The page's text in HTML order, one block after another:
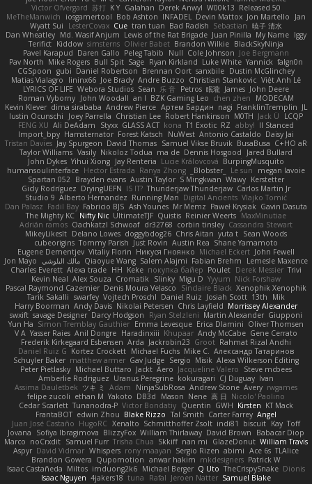
Victor Ofvergard 苏打 K Y Galahan Derek Anwyl W00k13 Released 50
MeTheManwich
iosgamertool Bob Ashton INFADEL Devin Mattox Jon Martello
Jan
Wyatt Sui
LesterCovax Cue tran tuan Bad Radish Sebastian 暁子 清水
Dan Wheatley Md. Wasif Anjum Lewis of the Rat Brigade Juan Pinilla My Name Iggy
Terifict Kiddow simsterns Olivier Babet Brandon Wilkie BlackSkyNinja
Pavel Karapud Daren Gallo Peleg Tabib Null Cole Johnson Joe Bergmann
Pav North Mike Rogers Bull Spit Sage Ryan Kirkland Luke White Yannick falgn0n
CGSpoon gubi Daniel Robertson Brennan Oort sanxbile Dustin McGlinchey
Matias Vialagro
lininx66 Joe Brady Andre Buzzo Christian Stankovic Việt Anh Lê
LYRICS OF LIFE Webora Studios Sean 乐 音 Petros 眠瓏 James John Deere
Roman Vyborny John Woodall an l BZK Gaming Leo chen zhen
MODECAM
Kevin Klever dima sirababa Andrew Pierce Артем Бардин nagi FranklinTremplin JL
Iustin Ocunschi
Joey Parrella Christian Lee Robert Hankinson M0TH Jack Ü
LCQP
FENG XU Ali DeAdam Styxx GLASS ACT kona T1 Exotic RZ abby! ll Stanced
Import_bpy Hamsternator Forest Katsch NuWest Antonio Castaldo Daisy Jai
Tristan Davies Jay Spurgeon David Thomas Samuel Vikse Bruvik BusaBusa C+HO aR
Taylor Williams Vasily Nikoloz Todua ma de Dennis Hosgood
Jared Bullard
John Dykes Yihui Xiong Jay Renteria Lucie Královcová BurpingMusquito
humansoulinterface Hector Estrada Ranya Zhong _Blobster_ Le sun
megan lavoie
Spartan 052 Brayden evans Austin Taylor S Mingkwan Wawy Kerstetter
Gicly Rodríguez DryingUEFN IS IT? Thunderjaw Thunderjaw Carlos Martin Jr
Studio 9 Alberto Hernandez Running Man Digital Ancients Vlajko Tomić
Dan Palasz Fadil Bay Fabricio BJS Ash Younes Mr Memz Paweł Krysiak Gavin Dasuta
The Mighty KC Nifty Nic UltimateTJF Quistis Reinier Weerts MaxMinutiae
Adrián ramos Oachkatzl Schwoaf dr32768 corbin tinsley Cassandra Stewart
MikeyLikesIt Delano Lowes doggybdog26 Chris Aitan yuta t Sean Woods
cubeorigins Tommy Parish Just Rovin Austin Rea Shane Yamamoto
Eugene Dementjev Vitaliy Florin Никуся Гноянко Michael Eckert John Fewell
Jon Mayo مالك البلوشي Qiaoyue Wang Salem Alajmi Fabian Brehm
Lemesle Maxence
Charles Everett Alexa trade HH Keke покупка байер Poulet Derek Messier Trivi
Kevin Neal Alex Souza Cromatik Slinky Migu D Yyyum Nick Forshaw
Pascal Raymond Cazemier Denis Moura Velasco Sinclaire Black Xenophik Xenophik
Tarik Sakalli swarfey Vojtech Proschl Daniel Ruiz Josiah Scott 13th
Mik
Harry Boorman Andy Davis Nikolai Petersen Chris Layfield Morrissey Alexander
swxift savage Designer Darcy Hodgson Ryan Stelzleni Martin Alexander Giupponi
Yun Ha Simon Tremblay Gauthier Emma Levesque Erica Dlamini Oliver Thomsen
V A Yasser Raies Anil Dongre Haradinxiii Khupaar Andy McCabe Gene Cerrato
Frederik Kirkegaard Esbensen Arda Jackrobin23 Groot Rahmat Rizal Andhi
Daniel Ruiz G Kortez Crockett Michael Fuchs Mike C. Александр Татаринов
Schuyler Baker matthew armer Gav Judge Sergio Misik Alexa Wilkerson Editing
Peter Pietlasky Michael Buttaro Jackt Aero Jacqueline Valero
Steve mcbees
Amberlie Rodriguez Uranus Peregrine kokuragari CJ Duguay Ivan
Assima Dauletbek ツキ ミ Adam NinjaSubRosa Andrew Stone Avery rwgames
felipe zucoli ethan M Yakoto DB3d Mason Nene 高 日 Nicolo' Paolino
Cedar Scarlett Tunanodra-P Victor Bondatiy Quentin GWH Kirsten KT Mack
FrantaBOT edwin Zhou Blake Rizzo Tal Smith Carter Farrey Angel
Juan José Castaño HugoRC Xenalto Schmitthoffer Zsolt indi81 biscuit Kay Toff
Jovana
Sofiya Ibragimova BlizzyFox William Thirlaway David Brown
Babacar Diop
Marco noCrxdit Samuel Furr Trisha Chua Skkiff nan mi GlazeDonut William Travis
Aspyr David Vidmar Whispers rony maayan Sergio Rizen abimi Ace 6s TLAlice
Brandon Gowera Qupomotion anwar hakim mkdesigners Patrick W
Isaac Castañeda Miltos imduong2k6 Michael Berger Q Uto TheCrispySnake Dionis
Isaac Nguyen 4jakers18 tuna Rafal Jeroen Natter Samuel Blake